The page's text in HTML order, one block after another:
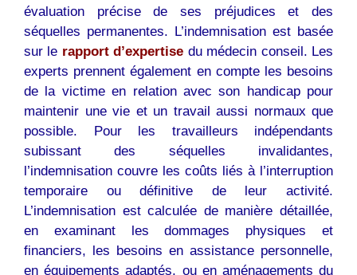
évaluation précise de ses préjudices et des
séquelles permanentes. L’indemnisation est basée
sur le rapport d’expertise du médecin conseil. Les
experts prennent également en compte les besoins
de la victime en relation avec son handicap pour
maintenir une vie et un travail aussi normaux que
possible. Pour les travailleurs indépendants
subissant des séquelles invalidantes,
l’indemnisation couvre les coûts liés à l’interruption
temporaire ou définitive de leur activité.
L’indemnisation est calculée de manière détaillée,
en examinant les dommages physiques et
financiers, les besoins en assistance personnelle,
en équipements adaptés, ou en aménagements du